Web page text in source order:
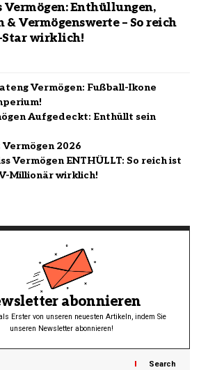
Vermögen: Enthüllungen,
& Vermögenswerte – So reich
Star wirklich!
Vermögen: Fußball-Ikone
Aufgedeckt: Enthüllt sein
2026
Vermögen ENTHÜLLT: So reich ist
Millionär wirklich!
abonnieren
Erster von unseren neuesten Artikeln, indem Sie
unseren Newsletter abonnieren!
Search